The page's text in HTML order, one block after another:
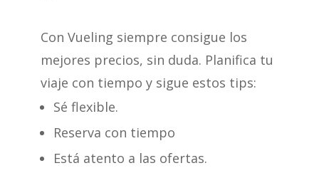
Con Vueling siempre consigue los
mejores precios, sin duda. Planifica tu
viaje con tiempo y sigue estos tips:
Sé flexible.
Reserva con tiempo
Está atento a las ofertas.